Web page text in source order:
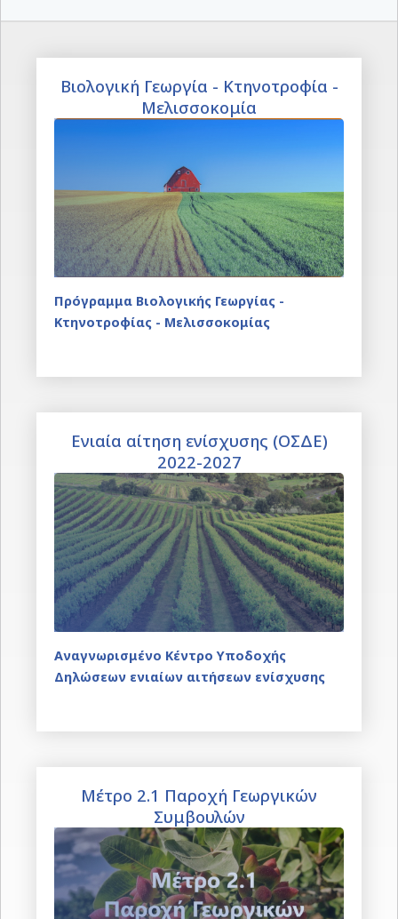
Σύνταξη επιχειρησιακών σχεδίων
Βιολογική Γεωργία - Κτηνοτροφία -
Μελισσοκομία
Πρόγραμμα Βιολογικής Γεωργίας -
Κτηνοτροφίας - Μελισσοκομίας
Ενιαία αίτηση ενίσχυσης (ΟΣΔΕ)
2022-2027
Αναγνωρισμένο Κέντρο Υποδοχής
Δηλώσεων ενιαίων αιτήσεων ενίσχυσης
Μέτρο 2.1 Παροχή Γεωργικών
Συμβουλών